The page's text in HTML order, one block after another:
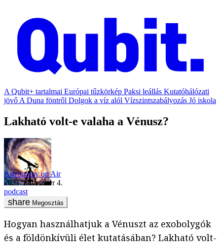
A Qubit+ tartalmai Európai tűzkörkép Paksi leállás Kutatóhálózati
jövő A Duna föntről Dolgok a víz alól Vízszintszabályozás Jó iskola
Lakható volt-e valaha a Vénusz?
Astronomy on Air
2021. november 4.
podcast
Megosztás
Hogyan használhatjuk a Vénuszt az exobolygók
és a földönkívüli élet kutatásában? Lakható volt-